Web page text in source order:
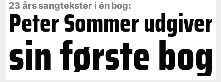
23 års sangtekster i én bog:
Peter Sommer udgiver
sin første bog